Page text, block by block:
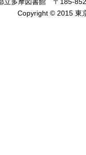
立多摩図書館 〒185-
Copyright © 2015 東